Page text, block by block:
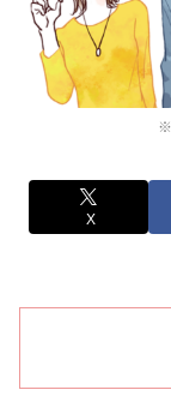
※
X